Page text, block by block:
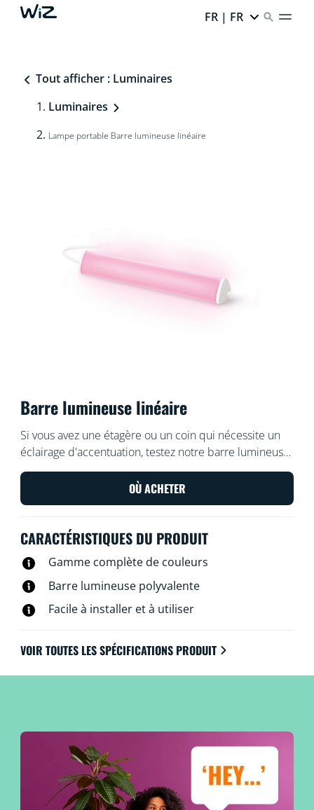
FR | FR
Tout afficher : Luminaires
Luminaires
Lampe portable Barre lumineuse linéaire
Barre lumineuse linéaire
Si vous avez une étagère ou un coin qui nécessite un
éclairage d'accentuation, testez notre barre lumineuse.
Cette barre fine rayonne de nombreuses couleurs et
s’intègre facilement dans les petits espaces. Il suffit de
l'incliner sur un de ses côtés pour régler l'angle de
étendue ? Connectez une deuxième barre pour
OÙ ACHETER
CARACTÉRISTIQUES DU PRODUIT
Gamme complète de couleurs
Barre lumineuse polyvalente
Facile à installer et à utiliser
VOIR TOUTES LES SPÉCIFICATIONS PRODUIT